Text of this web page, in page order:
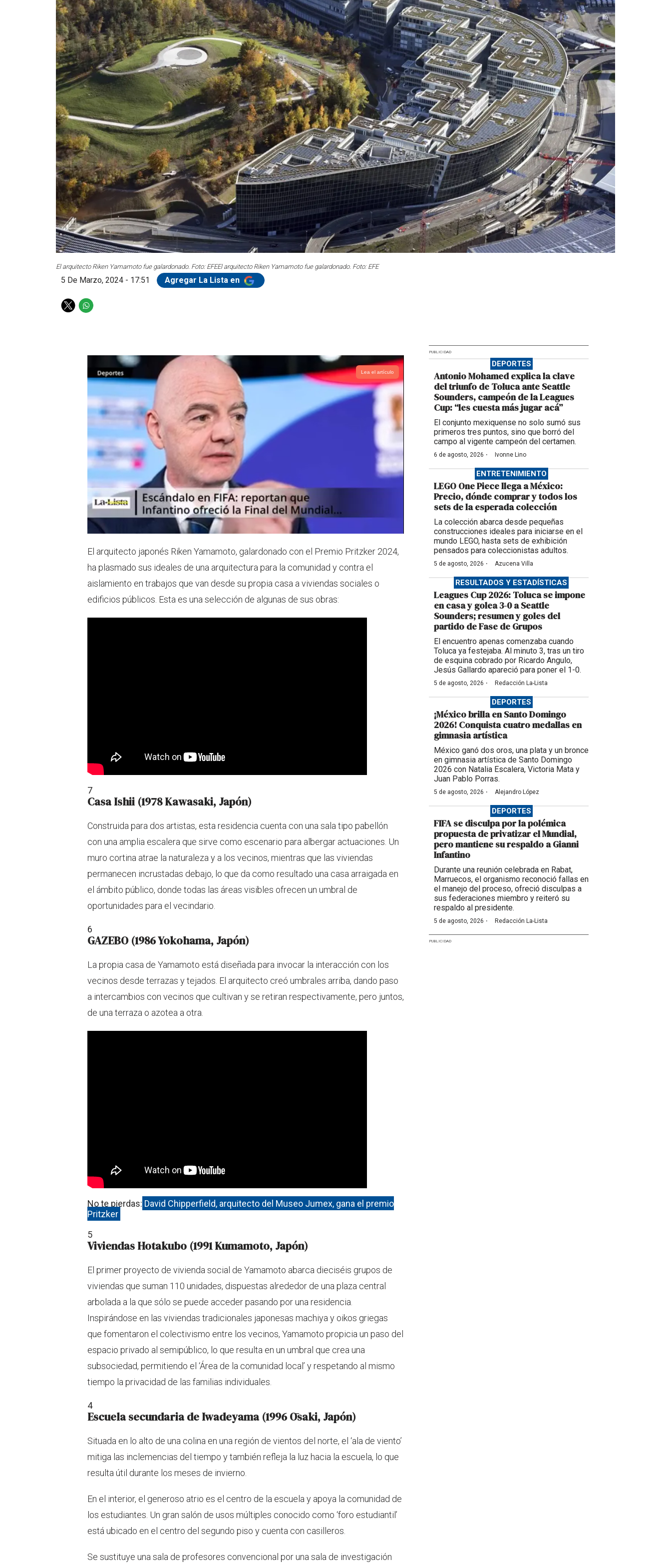
El arquitecto Riken Yamamoto fue galardonado. Foto: EFEEl arquitecto Riken Yamamoto fue galardonado. Foto: EFE
5 De Marzo, 2024 - 17:51 Agregar La Lista en
T
W
p
Lea el artículo
El arquitecto japonés Riken Yamamoto, galardonado con el Premio Pritzker 2024,
ha plasmado sus ideales de una arquitectura para la comunidad y contra el
aislamiento en trabajos que van desde su propia casa a viviendas sociales o
edificios públicos. Esta es una selección de algunas de sus obras:
7
Casa Ishii (1978 Kawasaki, Japón)
Construida para dos artistas, esta residencia cuenta con una sala tipo pabellón
con una amplia escalera que sirve como escenario para albergar actuaciones. Un
muro cortina atrae la naturaleza y a los vecinos, mientras que las viviendas
permanecen incrustadas debajo, lo que da como resultado una casa arraigada en
el ámbito público, donde todas las áreas visibles ofrecen un umbral de
oportunidades para el vecindario.
6
GAZEBO (1986 Yokohama, Japón)
La propia casa de Yamamoto está diseñada para invocar la interacción con los
vecinos desde terrazas y tejados. El arquitecto creó umbrales arriba, dando paso
a intercambios con vecinos que cultivan y se retiran respectivamente, pero juntos,
de una terraza o azotea a otra.
No te pierdas: David Chipperfield, arquitecto del Museo Jumex, gana el premio
Pritzker
5
Viviendas Hotakubo (1991 Kumamoto, Japón)
El primer proyecto de vivienda social de Yamamoto abarca dieciséis grupos de
viviendas que suman 110 unidades, dispuestas alrededor de una plaza central
arbolada a la que sólo se puede acceder pasando por una residencia.
Inspirándose en las viviendas tradicionales japonesas machiya y oikos griegas
que fomentaron el colectivismo entre los vecinos, Yamamoto propicia un paso del
espacio privado al semipúblico, lo que resulta en un umbral que crea una
subsociedad, permitiendo el ‘Área de la comunidad local’ y respetando al mismo
tiempo la privacidad de las familias individuales.
4
Escuela secundaria de Iwadeyama (1996 Ōsaki, Japón)
Situada en lo alto de una colina en una región de vientos del norte, el ‘ala de viento’
mitiga las inclemencias del tiempo y también refleja la luz hacia la escuela, lo que
resulta útil durante los meses de invierno.
En el interior, el generoso atrio es el centro de la escuela y apoya la comunidad de
los estudiantes. Un gran salón de usos múltiples conocido como ‘foro estudiantil’
está ubicado en el centro del segundo piso y cuenta con casilleros.
Se sustituye una sala de profesores convencional por una sala de investigación
PUBLICIDAD
DEPORTES
Antonio Mohamed explica la clave
del triunfo de Toluca ante Seattle
Sounders, campeón de la Leagues
Cup: “les cuesta más jugar acá”
El conjunto mexiquense no solo sumó sus
primeros tres puntos, sino que borró del
campo al vigente campeón del certamen.
6 de agosto, 2026 · Ivonne Lino
ENTRETENIMIENTO
LEGO One Piece llega a México:
Precio, dónde comprar y todos los
sets de la esperada colección
La colección abarca desde pequeñas
construcciones ideales para iniciarse en el
mundo LEGO, hasta sets de exhibición
pensados para coleccionistas adultos.
5 de agosto, 2026 · Azucena Villa
RESULTADOS Y ESTADÍSTICAS
Leagues Cup 2026: Toluca se impone
en casa y golea 3-0 a Seattle
Sounders; resumen y goles del
partido de Fase de Grupos
El encuentro apenas comenzaba cuando
Toluca ya festejaba. Al minuto 3, tras un tiro
de esquina cobrado por Ricardo Angulo,
Jesús Gallardo apareció para poner el 1-0.
5 de agosto, 2026 · Redacción La-Lista
DEPORTES
¡México brilla en Santo Domingo
2026! Conquista cuatro medallas en
gimnasia artística
México ganó dos oros, una plata y un bronce
en gimnasia artística de Santo Domingo
2026 con Natalia Escalera, Victoria Mata y
Juan Pablo Porras.
5 de agosto, 2026 · Alejandro López
DEPORTES
FIFA se disculpa por la polémica
propuesta de privatizar el Mundial,
pero mantiene su respaldo a Gianni
Infantino
Durante una reunión celebrada en Rabat,
Marruecos, el organismo reconoció fallas en
el manejo del proceso, ofreció disculpas a
sus federaciones miembro y reiteró su
respaldo al presidente.
5 de agosto, 2026 · Redacción La-Lista
PUBLICIDAD